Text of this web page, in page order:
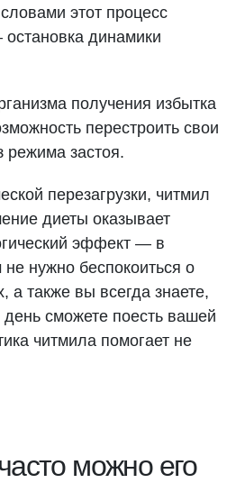
этот процесс
динамики
получения избытка
перестроить свои
режима застоя.
перезагрузки, читмил
диеты оказывает
эффект — в
нужно беспокоиться о
а также вы всегда знаете,
сможете поесть вашей
читмила помогает не
можно его